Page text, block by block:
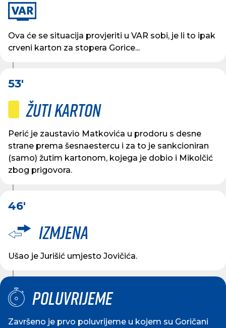
Ova će se situacija provjeriti u VAR sobi, je li to ipak
crveni karton za stopera Gorice...
53'
Žuti karton
Perić je zaustavio Matkovića u prodoru s desne
strane prema šesnaestercu i za to je sankcioniran
(samo) žutim kartonom, kojega je dobio i Mikolčić
zbog prigovora.
46'
Izmjena
Ušao je Jurišić umjesto Jovičića.
Poluvrijeme
Završeno je prvo poluvrijeme u kojem su Goričani